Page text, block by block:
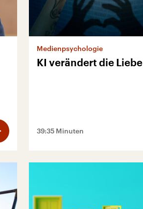
Medienpsychologie
KI verändert die Liebe
39:35 Minuten